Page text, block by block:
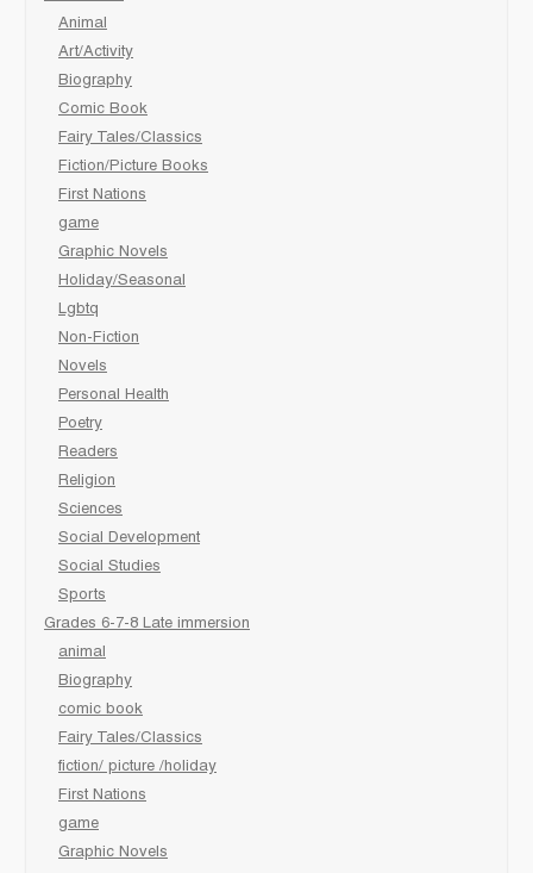
Animal
Art/Activity
Biography
Comic Book
Fairy Tales/Classics
Fiction/Picture Books
First Nations
game
Graphic Novels
Holiday/Seasonal
Lgbtq
Non-Fiction
Novels
Personal Health
Poetry
Readers
Religion
Sciences
Social Development
Social Studies
Sports
Grades 6-7-8 Late immersion
animal
Biography
comic book
Fairy Tales/Classics
fiction/ picture /holiday
First Nations
game
Graphic Novels